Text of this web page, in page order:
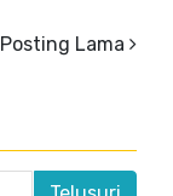
Posting Lama